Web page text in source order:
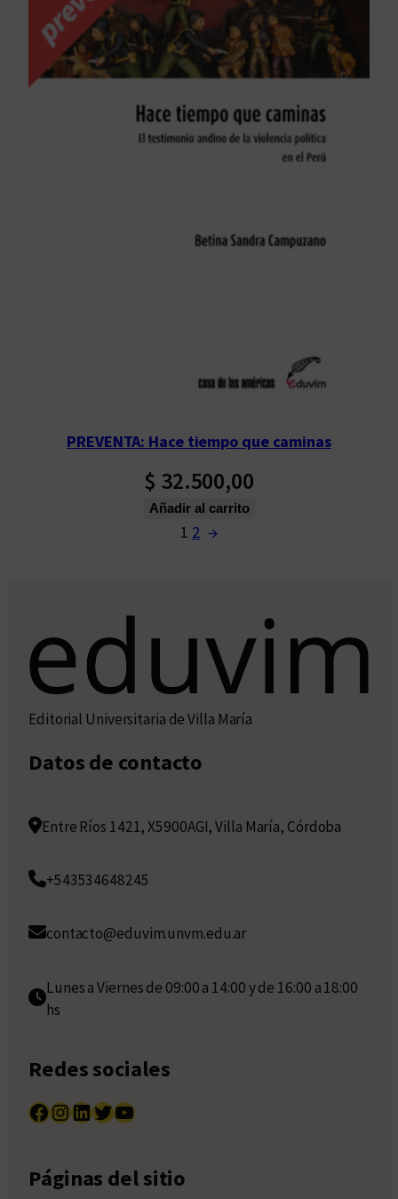
PREVENTA: Hace tiempo que caminas
$ 32.500,00
Añadir al carrito
1 2 →
Editorial Universitaria de Villa María
Datos de contacto
Entre Ríos 1421, X5900AGI, Villa María, Córdoba
+543534648245
contacto@eduvim.unvm.edu.ar
Lunes a Viernes de 09:00 a 14:00 y de 16:00 a 18:00
hs
Redes sociales
Facebook InstagramLinkedIn Twitter YouTube
Páginas del sitio